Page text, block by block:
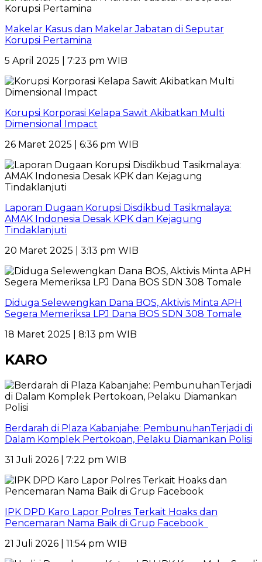
Makelar Kasus dan Makelar Jabatan di Seputar
Korupsi Pertamina
5 April 2025 | 7:23 pm WIB
Korupsi Korporasi Kelapa Sawit Akibatkan Multi
Dimensional Impact
26 Maret 2025 | 6:36 pm WIB
Laporan Dugaan Korupsi Disdikbud Tasikmalaya:
AMAK Indonesia Desak KPK dan Kejagung
Tindaklanjuti
20 Maret 2025 | 3:13 pm WIB
Diduga Selewengkan Dana BOS, Aktivis Minta APH
Segera Memeriksa LPJ Dana BOS SDN 308 Tomale
18 Maret 2025 | 8:13 pm WIB
KARO
Berdarah di Plaza Kabanjahe: PembunuhanTerjadi di
Dalam Komplek Pertokoan, Pelaku Diamankan Polisi
31 Juli 2026 | 7:22 pm WIB
IPK DPD Karo Lapor Polres Terkait Hoaks dan
Pencemaran Nama Baik di Grup Facebook
21 Juli 2026 | 11:54 pm WIB